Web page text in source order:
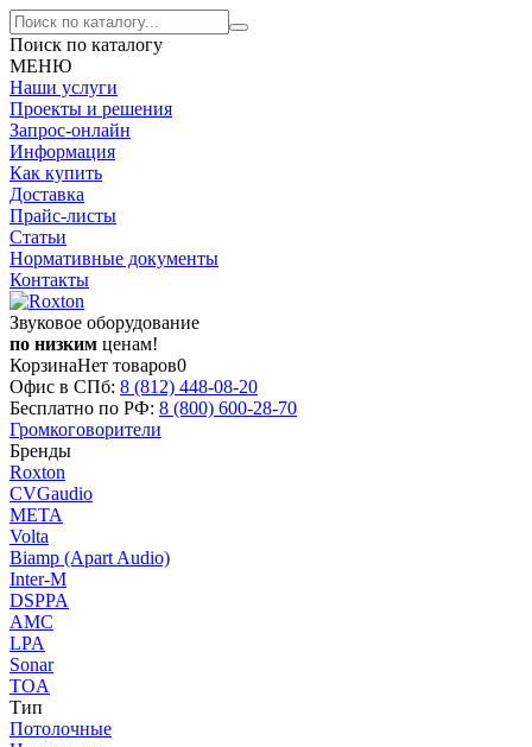
Поиск по каталогу
МЕНЮ
Наши услуги
Проекты и решения
Запрос-онлайн
Информация
Как купить
Доставка
Прайс-листы
Статьи
Нормативные документы
Контакты
Звуковое оборудование
по низким ценам!
КорзинаНет товаров0
Офис в СПб: 8 (812) 448-08-20
Бесплатно по РФ: 8 (800) 600-28-70
Громкоговорители
Бренды
Roxton
CVGaudio
МЕТА
Volta
Biamp (Apart Audio)
Inter-M
DSPPA
AMC
LPA
Sonar
TOA
Тип
Потолочные